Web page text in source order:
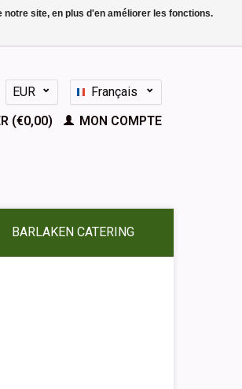
EUR
GBP
Français
Nederlands
Deutsch
(€0,00) MON COMPTE
BARLAKEN CATERING
site, en plus d'en améliorer les fonctions.